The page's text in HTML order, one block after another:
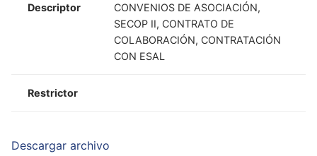
Descriptor
CONVENIOS DE ASOCIACIÓN,
SECOP II, CONTRATO DE
COLABORACIÓN, CONTRATACIÓN
CON ESAL
Restrictor
Descargar archivo